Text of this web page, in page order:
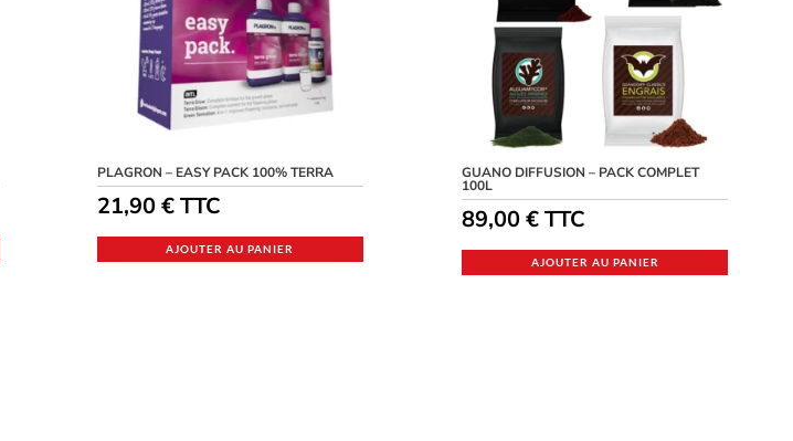
PLAGRON – EASY PACK 100% TERRA
21,90€TTC
AJOUTER AU PANIER
GUANO DIFFUSION – PACK COMPLET
100L
89,00€TTC
AJOUTER AU PANIER